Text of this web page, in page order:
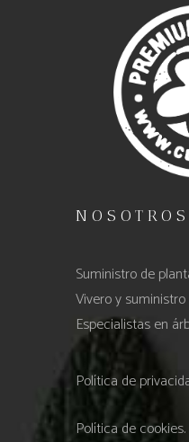
NOSOTROS
Suministro de
Vivero y
Especialistas en
Política de
Política de cookies.